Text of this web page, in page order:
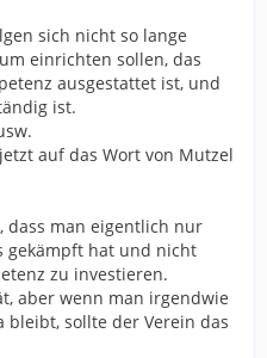
sich nicht so lange
einrichten sollen, das
ausgestattet ist, und
ist.
auf das Wort von Mutzel
dass man eigentlich nur
gekämpft hat und nicht
zu investieren.
aber wenn man irgendwie
bleibt, sollte der Verein das